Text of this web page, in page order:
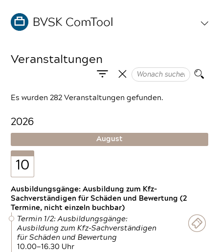
Veranstaltungen
Es wurden 282 Veranstaltungen gefunden.
2026
August
10
Ausbildungsgänge: Ausbildung zum Kfz-
Sachverständigen für Schäden und Bewertung (2
Termine, nicht einzeln buchbar)
Termin 1/2: Ausbildungsgänge:
Ausbildung zum Kfz-Sachverständigen
für Schäden und Bewertung
10.00—16.30 Uhr